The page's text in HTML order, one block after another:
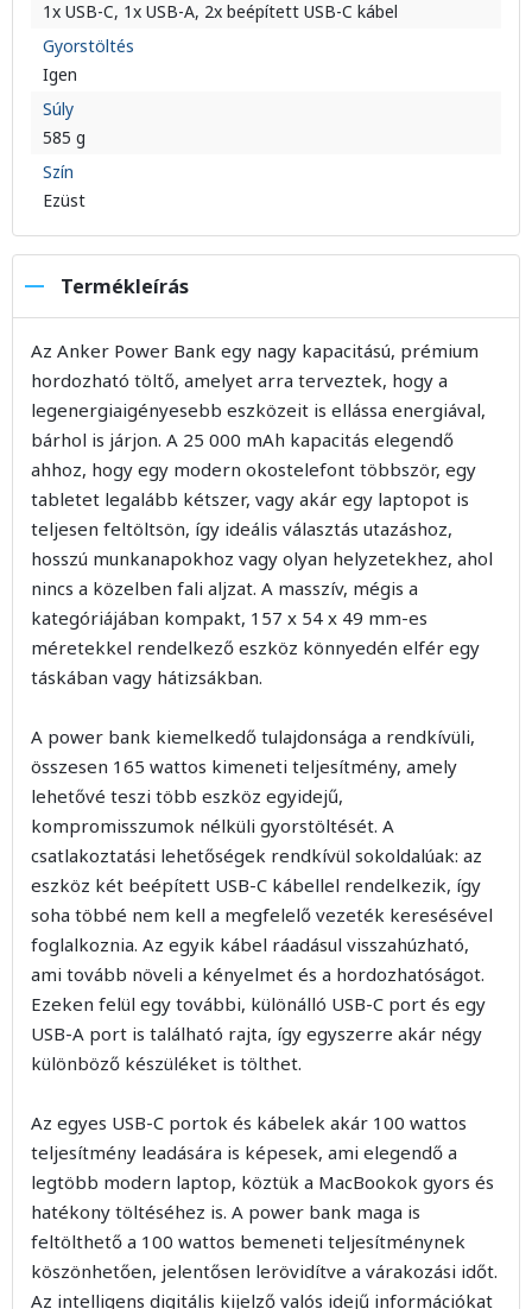
1x USB-C, 1x USB-A, 2x beépített USB-C kábel
Gyorstöltés
Igen
Súly
585 g
Szín
Ezüst
Termékleírás
Az Anker Power Bank egy nagy kapacitású, prémium
hordozható töltő, amelyet arra terveztek, hogy a
legenergiaigényesebb eszközeit is ellássa energiával,
bárhol is járjon. A 25 000 mAh kapacitás elegendő
ahhoz, hogy egy modern okostelefont többször, egy
tabletet legalább kétszer, vagy akár egy laptopot is
teljesen feltöltsön, így ideális választás utazáshoz,
hosszú munkanapokhoz vagy olyan helyzetekhez, ahol
nincs a közelben fali aljzat. A masszív, mégis a
kategóriájában kompakt, 157 x 54 x 49 mm-es
méretekkel rendelkező eszköz könnyedén elfér egy
táskában vagy hátizsákban.
A power bank kiemelkedő tulajdonsága a rendkívüli,
összesen 165 wattos kimeneti teljesítmény, amely
lehetővé teszi több eszköz egyidejű,
kompromisszumok nélküli gyorstöltését. A
csatlakoztatási lehetőségek rendkívül sokoldalúak: az
eszköz két beépített USB-C kábellel rendelkezik, így
soha többé nem kell a megfelelő vezeték keresésével
foglalkoznia. Az egyik kábel ráadásul visszahúzható,
ami tovább növeli a kényelmet és a hordozhatóságot.
Ezeken felül egy további, különálló USB-C port és egy
USB-A port is található rajta, így egyszerre akár négy
különböző készüléket is tölthet.
Az egyes USB-C portok és kábelek akár 100 wattos
teljesítmény leadására is képesek, ami elegendő a
legtöbb modern laptop, köztük a MacBookok gyors és
hatékony töltéséhez is. A power bank maga is
feltölthető a 100 wattos bemeneti teljesítménynek
köszönhetően, jelentősen lerövidítve a várakozási időt.
Az intelligens digitális kijelző valós idejű információkat